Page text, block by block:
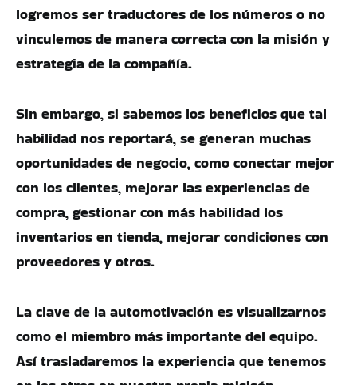
logremos ser traductores de los números o no
vinculemos de manera correcta con la misión y
estrategia de la compañía.
Sin embargo, si sabemos los beneficios que tal
habilidad nos reportará, se generan muchas
oportunidades de negocio, como conectar mejor
con los clientes, mejorar las experiencias de
compra, gestionar con más habilidad los
inventarios en tienda, mejorar condiciones con
proveedores y otros.
La clave de la automotivación es visualizarnos
como el miembro más importante del equipo.
Así trasladaremos la experiencia que tenemos